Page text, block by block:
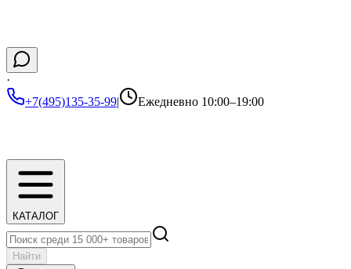
·
+7(495)135-35-99| Ежедневно 10:00–19:00
КАТАЛОГ
Найти